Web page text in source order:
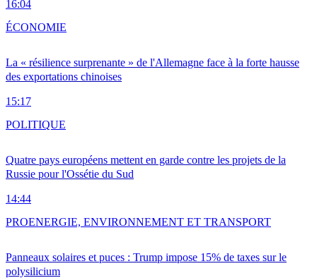
16:04
La « résilience surprenante » de l'Allemagne face à la forte hausse
des exportations chinoises
15:17
ÉCONOMIE
Quatre pays européens mettent en garde contre les projets de la
Russie pour l'Ossétie du Sud
14:44
POLITIQUE
Panneaux solaires et puces : Trump impose 15% de taxes sur le
polysilicium
PROENERGIE, ENVIRONNEMENT ET TRANSPORT